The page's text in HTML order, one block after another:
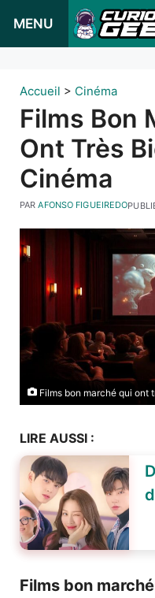
MENU
Accueil > Cinéma
Films Bon
Ont Très
Cinéma
PARAFONSO FIGUEIREDO
Films bon marché qui ont
LIRE AUSSI :
Films bon